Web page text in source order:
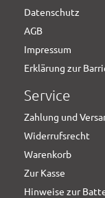
Datenschutz
AGB
Impressum
Erklärung zur
Service
Zahlung und
Widerrufsrecht
Warenkorb
Zur Kasse
Hinweise zur